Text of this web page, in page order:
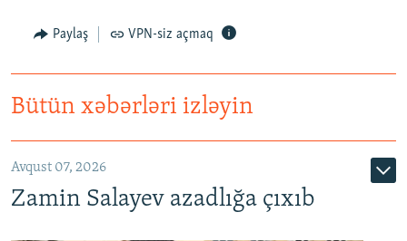
Paylaş VPN-siz açmaq
Bütün xəbərləri izləyin
Avqust 07, 2026
Zamin Salayev azadlığa çıxıb